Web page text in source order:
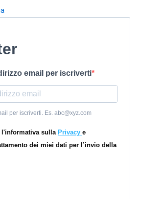
email per iscriverti
per iscriverti. Es. abc@xyz.com
l'informativa sulla Privacy e
dei miei dati per l’invio della